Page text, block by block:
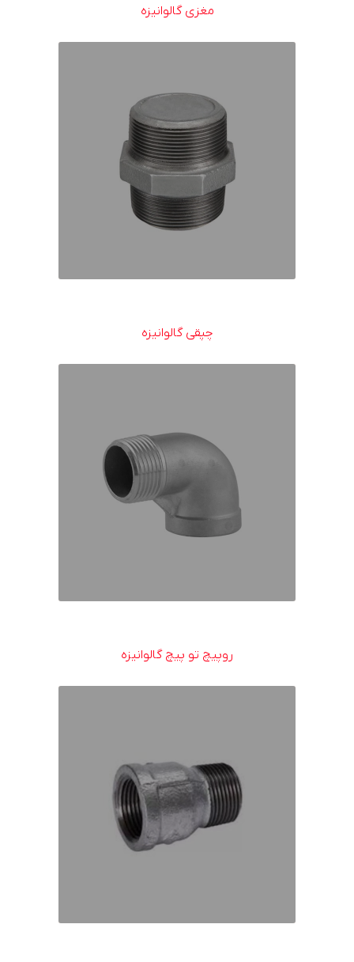
مغزی گالوانیزه
چپقی گالوانیزه
روپیچ تو پیچ گالوانیزه